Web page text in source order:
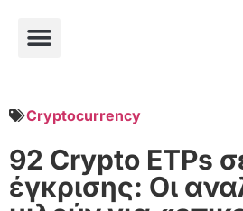
Cryptocurrency
92 Crypto ETPs
έγκρισης: Οι